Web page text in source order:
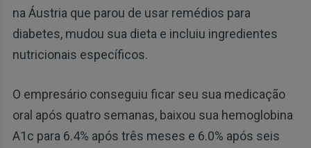
na Áustria que parou de usar remédios para
diabetes, mudou sua dieta e incluiu ingredientes
nutricionais específicos.
O empresário conseguiu ficar seu sua medicação
oral após quatro semanas, baixou sua hemoglobina
A1c para 6.4% após três meses e 6.0% após seis